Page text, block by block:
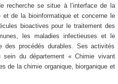
recherche se situe à l’interface de la
de la bioinformatique et concerne le
bioactives pour le traitement des
les maladies infectieuses et le
des procédés durables. Ses activités
sein du département « Chimie vivant
de la chimie organique, biorganique et